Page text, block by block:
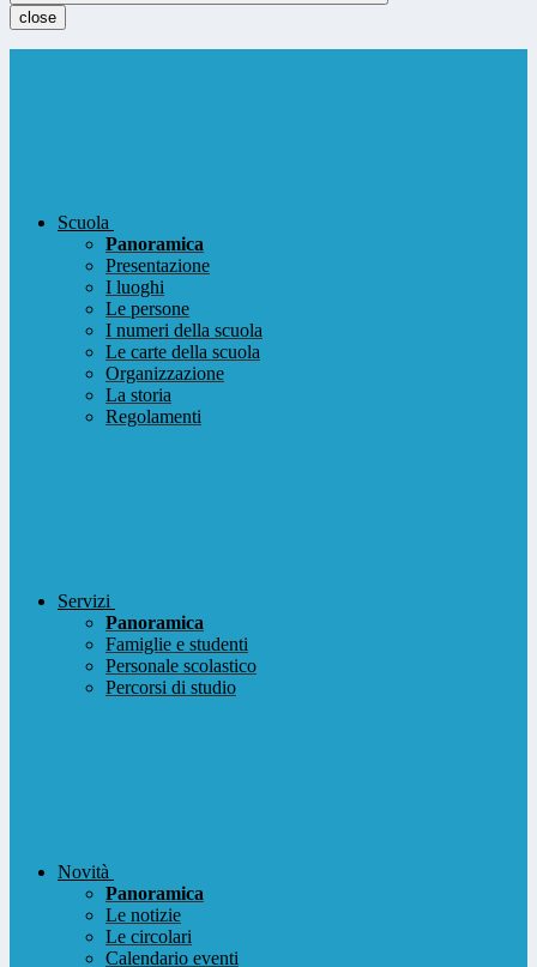
close
Scuola
Panoramica
Presentazione
I luoghi
Le persone
I numeri della scuola
Le carte della scuola
Organizzazione
La storia
Regolamenti
Servizi
Panoramica
Famiglie e studenti
Personale scolastico
Percorsi di studio
Novità
Panoramica
Le notizie
Le circolari
Calendario eventi